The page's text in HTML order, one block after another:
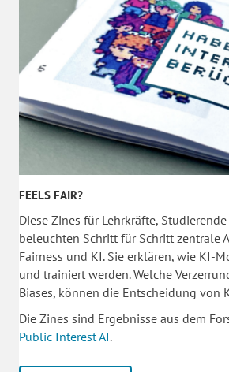
FEELS FAIR?
Diese Zines für Lehrkräfte,
beleuchten Schritt für Schritt zentrale
Fairness und KI. Sie erklären, wie KI-
und trainiert werden. Welche
Biases, können die Entscheidung von
Die Zines sind Ergebnisse aus dem
Public Interest AI.